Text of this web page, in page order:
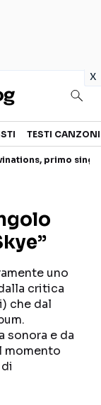
x
TESTI CANZONI
primo
uno
critica
che dal
sonora e da
momento